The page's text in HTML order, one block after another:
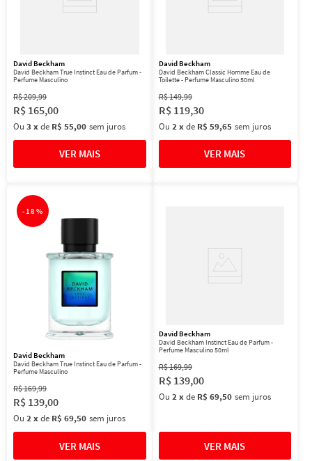
David Beckham
David Beckham True Instinct Eau de Parfum -
Perfume Masculino
R$209,99
R$ 165,00
Ou 3 xde R$ 55,00 sem juros
David Beckham
David Beckham Classic Homme Eau de
Toilette - Perfume Masculino 50ml
R$149,99
R$ 119,30
Ou 2 xde R$ 59,65 sem juros
- 18%
David Beckham
David Beckham True Instinct Eau de Parfum -
Perfume Masculino
R$169,99
R$ 139,00
Ou 2xde R$ 69,50 sem juros
David Beckham
David Beckham Instinct Eau de Parfum -
Perfume Masculino 50ml
R$169,99
R$ 139,00
Ou 2 xde R$ 69,50 sem juros